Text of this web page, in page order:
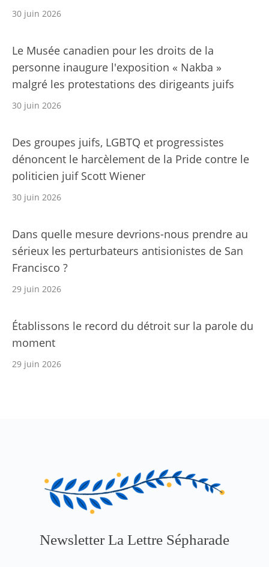
30 juin 2026
Le Musée canadien pour les droits de la
personne inaugure l'exposition « Nakba »
malgré les protestations des dirigeants juifs
30 juin 2026
Des groupes juifs, LGBTQ et progressistes
dénoncent le harcèlement de la Pride contre le
politicien juif Scott Wiener
30 juin 2026
Dans quelle mesure devrions-nous prendre au
sérieux les perturbateurs antisionistes de San
Francisco ?
29 juin 2026
Établissons le record du détroit sur la parole du
moment
29 juin 2026
Newsletter La Lettre Sépharade